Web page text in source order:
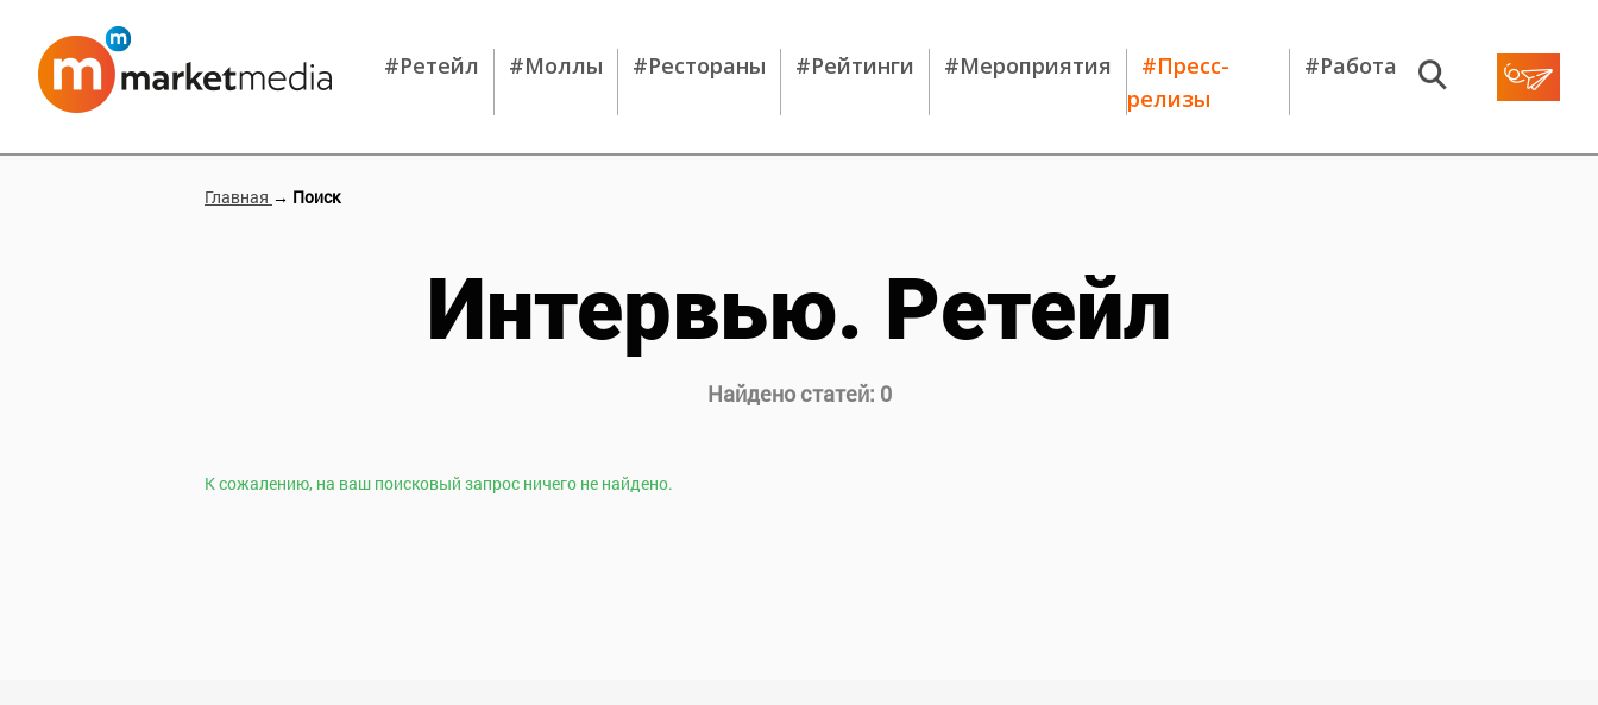
#Ретейл #Моллы #Рестораны #Рейтинги #Мероприятия
#Пресс-
релизы
#Работа
Главная → Поиск
Интервью. Ретейл
Найдено статей: 0
К сожалению, на ваш поисковый запрос ничего не найдено.